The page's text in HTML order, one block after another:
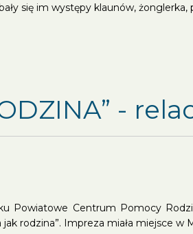
się im występy klaunów,
-
Powiatowe Centrum Pomocy
jak rodzina”. Impreza miała miejsce